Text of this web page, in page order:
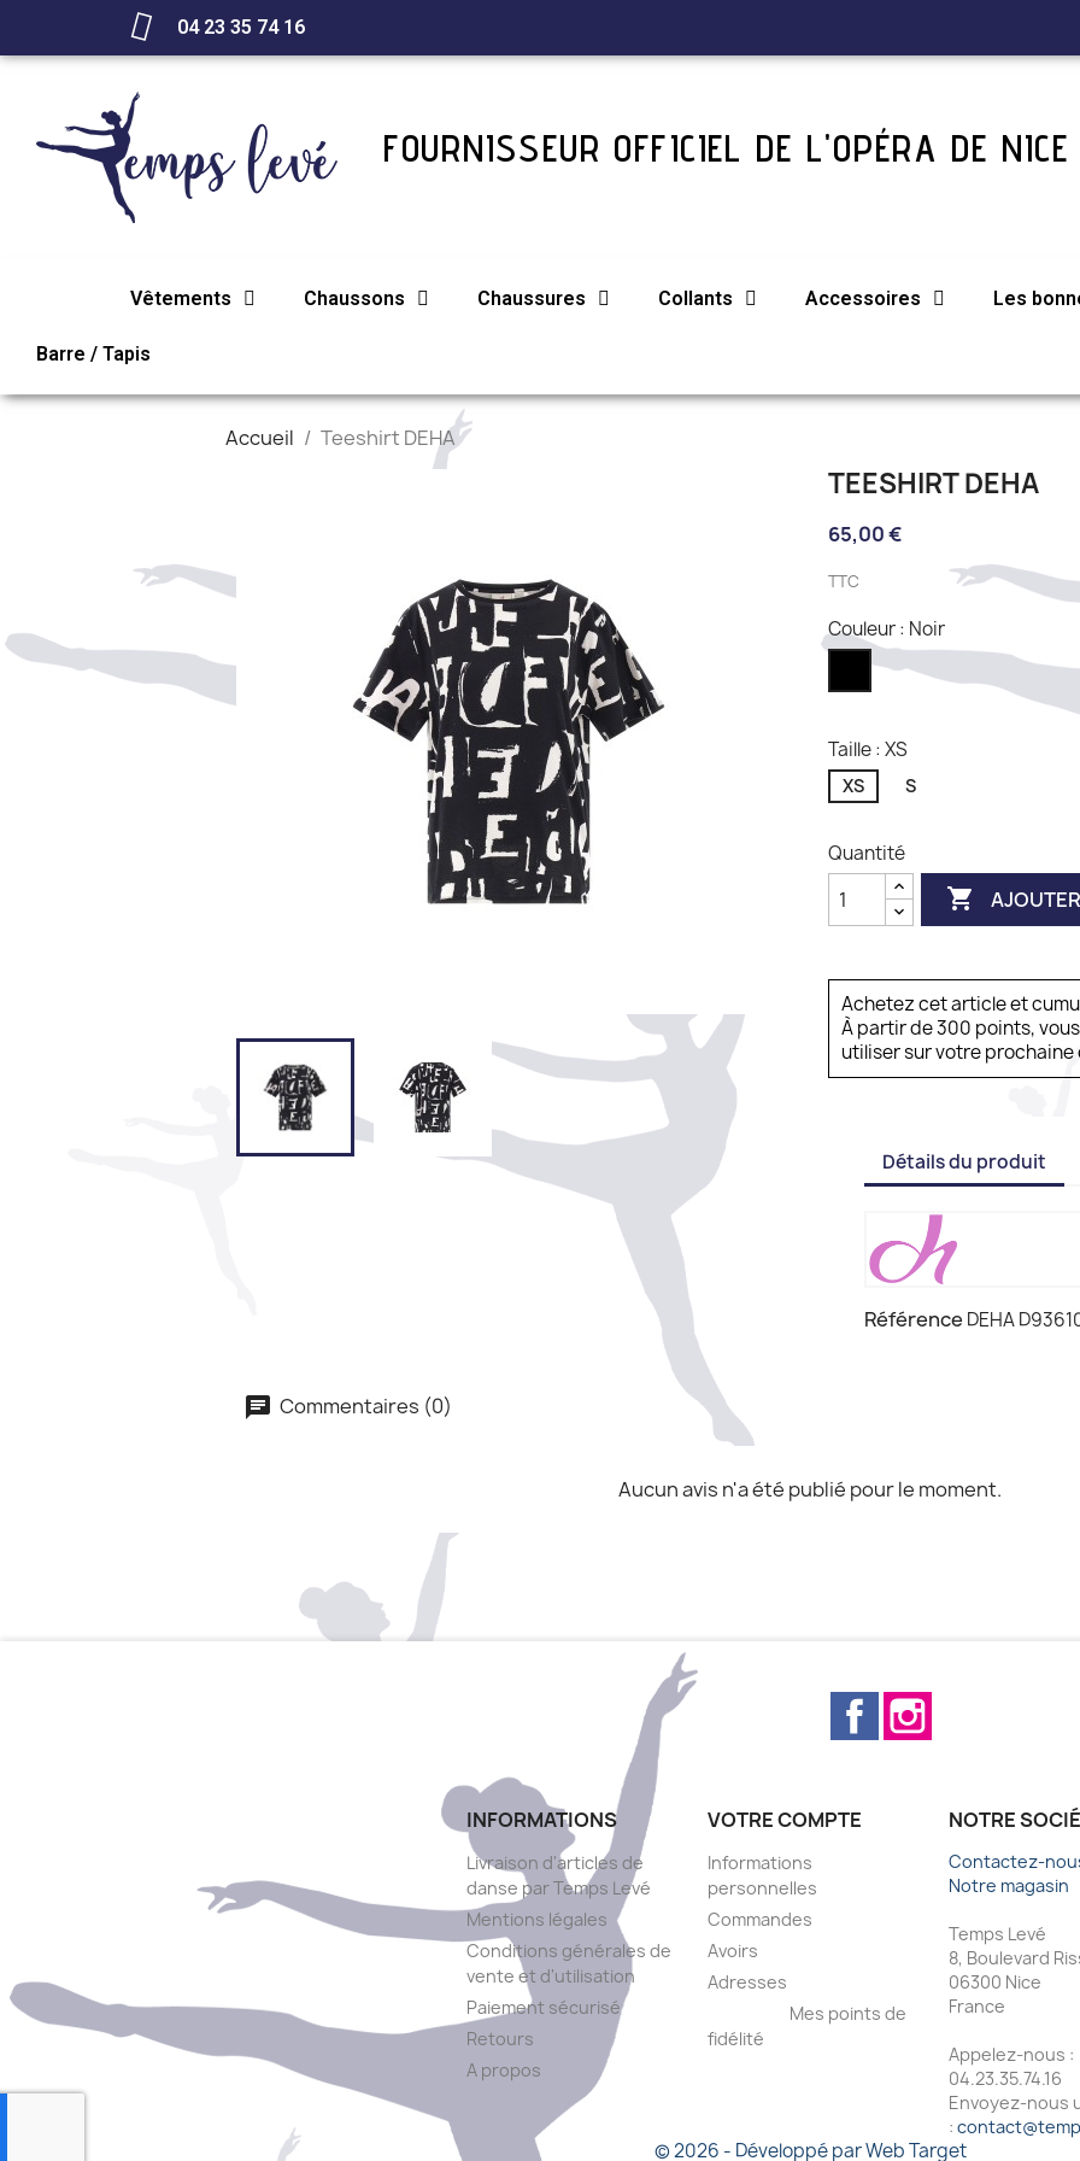
04 23 35 74 16
FOURNISSEUR OFFICIEL DE L'OPÉRA DE NICE
Vêtements Chaussons Chaussures Collants Accessoires Les
Barre / Tapis
Accueil Teeshirt DEHA
TEESHIRT DEHA
65,00 €
TTC
Couleur : Noir
Noir
Taille : XS
XS S
Quantité

Achetez cet article et
À partir de 300 points,
utiliser sur votre
Détails du produit
Référence DEHA
Commentaires (0)
Aucun avis n'a été publié pour le moment.
Facebook
INFORMATIONS
Livraison d'articles de
danse par Temps Levé
Mentions légales
Conditions générales de
vente et d'utilisation
Paiement sécurisé
Retours
A propos
VOTRE COMPTE
Informations
personnelles
Commandes
Avoirs
Adresses
Mes points de
fidélité
NOTRE
Contactez-
Notre magasin
Temps Levé
8, Boulevard
06300 Nice
France
Appelez-nous :
04.23.35.74.16
Envoyez-nous
:
© 2026 - Développé par Web Target